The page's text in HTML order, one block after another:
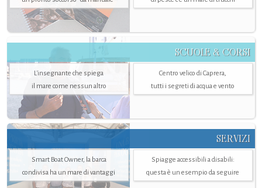
SCUOLE & CORSI
L'insegnante che spiega
il mare come nessun altro
Centro velico di Caprera,
tutti i segreti di acqua e vento
SERVIZI
Smart Boat Owner, la barca
condivisa ha un mare di vantaggi
Spiagge accessibili a disabili:
questa è un esempio da seguire